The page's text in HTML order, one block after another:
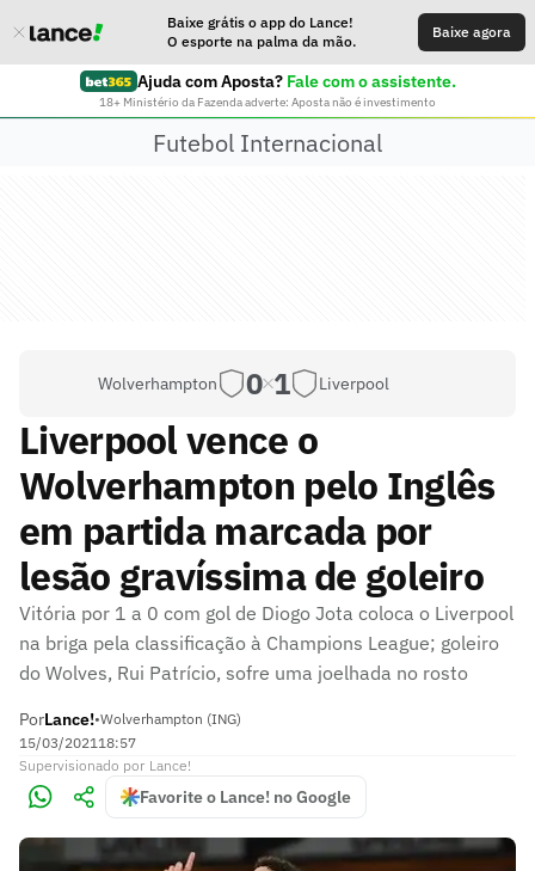
Baixe grátis o app do Lance!
O esporte na palma da mão.
Baixe agora
Ajuda com Aposta? Fale com o assistente.
18+ Ministério da Fazenda adverte: Aposta não é investimento
Futebol Internacional
Wolverhampton 0 1 Liverpool
Liverpool vence o
Wolverhampton pelo Inglês
em partida marcada por
lesão gravíssima de goleiro
Vitória por 1 a 0 com gol de Diogo Jota coloca o Liverpool
na briga pela classificação à Champions League; goleiro
do Wolves, Rui Patrício, sofre uma joelhada no rosto
PorLance!•Wolverhampton (ING)
15/03/202118:57
Supervisionado por Lance!
Favorite o Lance! no Google